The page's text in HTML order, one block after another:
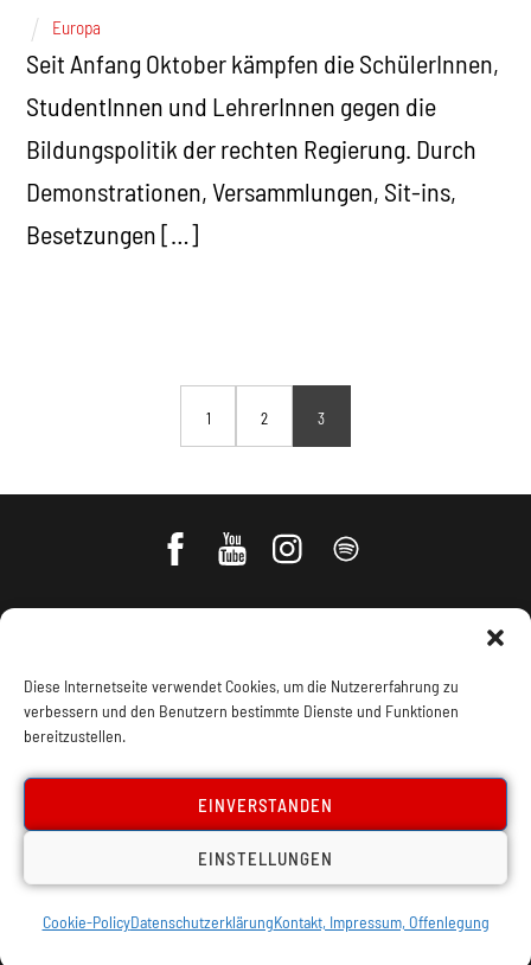
Diese Internetseite verwendet Cookies, um die Nutzererfahrung zu
verbessern und den Benutzern bestimmte Dienste und Funktionen
bereitzustellen.
EINVERSTANDEN
EINSTELLUNGEN
Cookie-PolicyDatenschutzerklärungKontakt, Impressum, Offenlegung
Europa
Seit Anfang Oktober kämpfen die SchülerInnen,
StudentInnen und LehrerInnen gegen die
Bildungspolitik der rechten Regierung. Durch
Demonstrationen, Versammlungen, Sit-ins,
Besetzungen […]
1 2 3
Impressum, Offenlegung Cookie Policy
Datenschutz Kontakt